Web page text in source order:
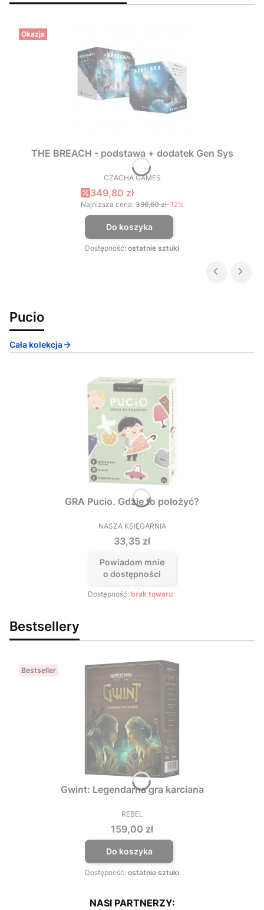
Okazja
THE BREACH - podstawa + dodatek Gen Sys
PRODUCENT
CZACHA GAMES
Cena promocyjna
349,80 zł
Najniższa cena: 396,60 zł-12%
Do koszyka
Dostępność: ostatnie sztuki
Pucio
Cała kolekcja
GRA Pucio. Gdzie to położyć?
PRODUCENT
NASZA KSIĘGARNIA
Cena
33,35 zł
Powiadom mnie
o dostępności
Dostępność: brak towaru
Bestsellery
Bestseller
Gwint: Legendarna gra karciana
PRODUCENT
REBEL
Cena
159,00 zł
Do koszyka
Dostępność: ostatnie sztuki
NASI PARTNERZY: